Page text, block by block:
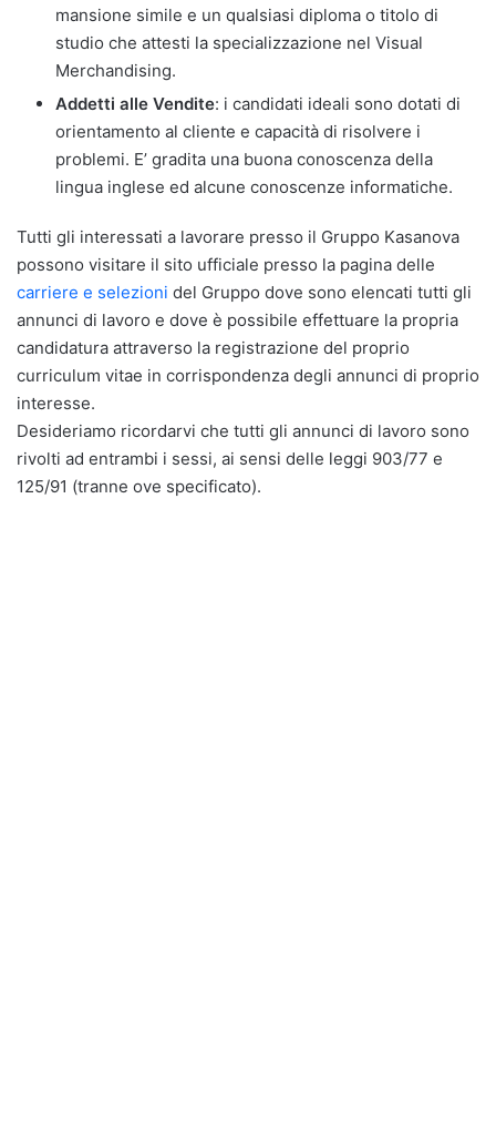
mansione simile e un qualsiasi diploma o titolo di
studio che attesti la specializzazione nel Visual
Merchandising.
Addetti alle Vendite: i candidati ideali sono dotati di
orientamento al cliente e capacità di risolvere i
problemi. E’ gradita una buona conoscenza della
lingua inglese ed alcune conoscenze informatiche.
Tutti gli interessati a lavorare presso il Gruppo Kasanova
possono visitare il sito ufficiale presso la pagina delle
carriere e selezioni del Gruppo dove sono elencati tutti gli
annunci di lavoro e dove è possibile effettuare la propria
candidatura attraverso la registrazione del proprio
curriculum vitae in corrispondenza degli annunci di proprio
interesse.
Desideriamo ricordarvi che tutti gli annunci di lavoro sono
rivolti ad entrambi i sessi, ai sensi delle leggi 903/77 e
125/91 (tranne ove specificato).